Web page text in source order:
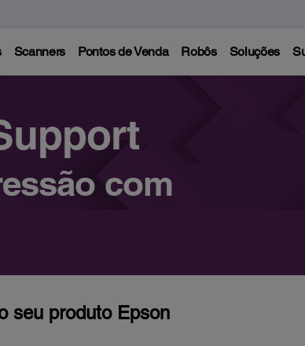
Scanners Pontos de Venda Robôs Soluções
com
seu produto Epson